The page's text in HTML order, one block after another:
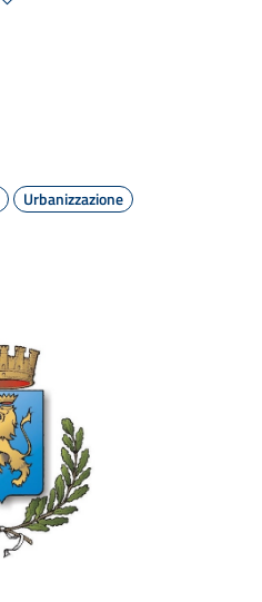
Urbanizzazione